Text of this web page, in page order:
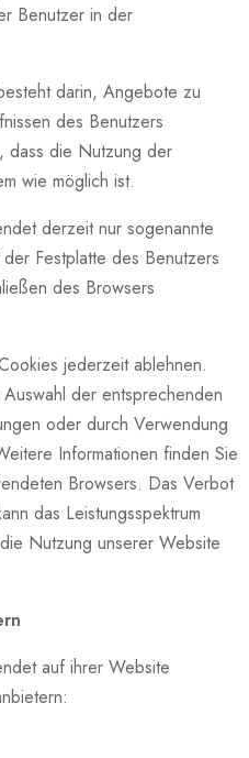
Benutzer in der
darin, Angebote zu
des Benutzers
dass die Nutzung der
wie möglich ist.
derzeit nur sogenannte
Festplatte des Benutzers
des Browsers
jederzeit ablehnen.
der entsprechenden
oder durch Verwendung
Informationen finden Sie
Browsers. Das Verbot
das Leistungsspektrum
Nutzung unserer Website
auf ihrer Website